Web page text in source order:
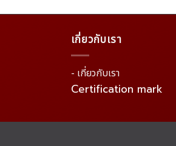
เกี่ยวกับเรา
- เกี่ยวกับเรา
Certification mark